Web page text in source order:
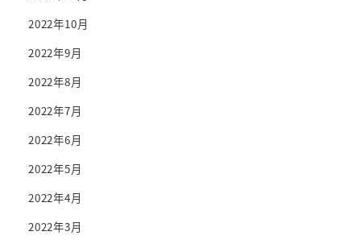
2022年10月
2022年9月
2022年8月
2022年7月
2022年6月
2022年5月
2022年4月
2022年3月